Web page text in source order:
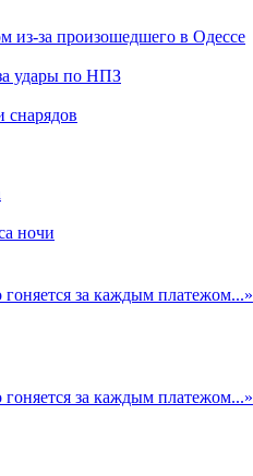
из-за произошедшего в Одессе
удары по НПЗ
ночи
за каждым платежом...»
за каждым платежом...»